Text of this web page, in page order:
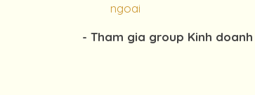
ngoai
- Tham gia group Kinh